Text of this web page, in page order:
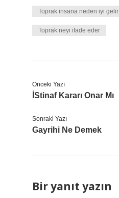
Toprak insana neden iyi gelir
Toprak neyi ifade eder
Önceki Yazı
İStinaf Kararı Onar Mı
Sonraki Yazı
Gayrihi Ne Demek
Bir yanıt yazın